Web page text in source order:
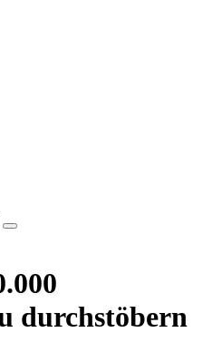
durchstöbern